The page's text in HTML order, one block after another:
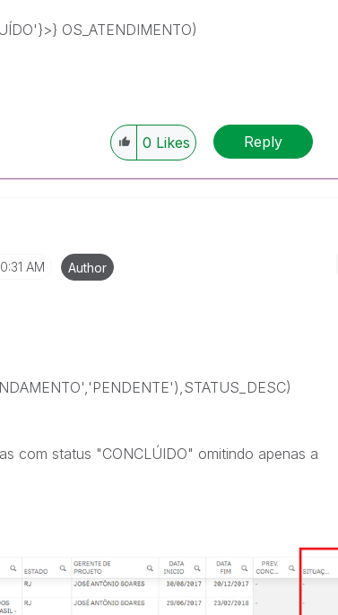
OS_ATENDIMENTO)
0 Likes Reply
AM Author
com status "CONCLÚIDO" omitindo apenas a